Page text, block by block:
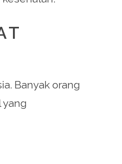
Banyak orang
yang